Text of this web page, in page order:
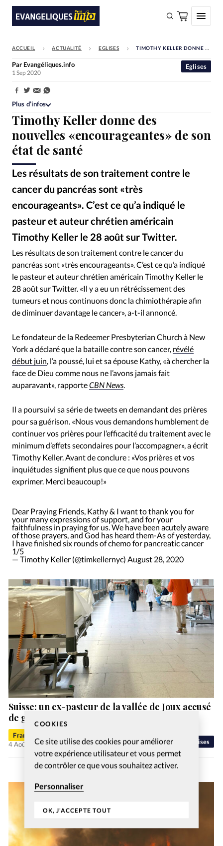
COOKIES
Ce site utilise des cookies pour améliorer
votre expérience utilisateur et vous permet
de contrôler ce que vous souhaitez activer.
Personnaliser
OK, J'ACCEPTE TOUT
FAIRE UN DON
Faire un don
Eglises
Société
Bible
Toute l'actualité
Se connecter
Devise:CHF
RUBRIQUES
Toute l'actualité Bible Culture
Economie
Eglises
Histoire Laicité
Liberté religieuse
Mission
Monde People Politique
Religions
Société
ACCUEIL ACTUALITÉ EGLISES TIMOTHY KELLER DONNE DES NOUVELLES «ENCOURAGEANTES» DE SON ÉTAT DE SANTÉ
Timothy Keller donne des
nouvelles «encourageantes» de son
état de santé
Les résultats de son traitement contre le
cancer du pancréas sont «très
encourageants». C’est ce qu’a indiqué le
pasteur et auteur chrétien américain
Timothy Keller le 28 août sur Twitter.
Eglises
Par Evangéliques.info
1 Sep 2020
Partager:
Plus d’infos
© Timothy Keller / Twitter
Les résultats de son traitement contre le cancer du
pancréas sont «très encourageants». C’est ce qu’a indiqué
le pasteur et auteur chrétien américain Timothy Keller le
28 août sur Twitter. «Il y a eu un rétrécissement des
tumeurs et nous continuons donc la chimiothérapie afin
de diminuer davantage le cancer», a-t-il annoncé.
Le fondateur de la Redeemer Presbyterian Church à New
York a déclaré que la bataille contre son cancer, révélé
début juin, l’a poussé, lui et sa épouse Kathy, «à chercher la
face de Dieu comme nous ne l’avons jamais fait
auparavant», rapporteCBN News.
Il a poursuivi sa série de tweets en demandant des prières
pour sa guérison. «Nous vous demandons humblement de
continuer vos prières pour l’efficacité du traitement avec le
minimum d’effets secondaires pour l’accompagner», a écrit
Timothy Keller. Avant de conclure : «Vos prières et vos
inquiétudes signifient plus que ce que nous pouvons
exprimer. Merci beaucoup!»
Dear Praying Friends, Kathy & I want to thank you for
your many expressions of support, and for your
faithfulness in praying for us. We have been acutely aware
of those prayers, and God has heard them-As of yesterday,
I have finished six rounds of chemo for pancreatic cancer
1/5
— Timothy Keller (@timkellernyc) August 28, 2020
Eglises
Suisse: un ex-pasteur de la vallée de Joux accusé
de gestes déplacés
Francis-George Sarpédon
4 Août 2026